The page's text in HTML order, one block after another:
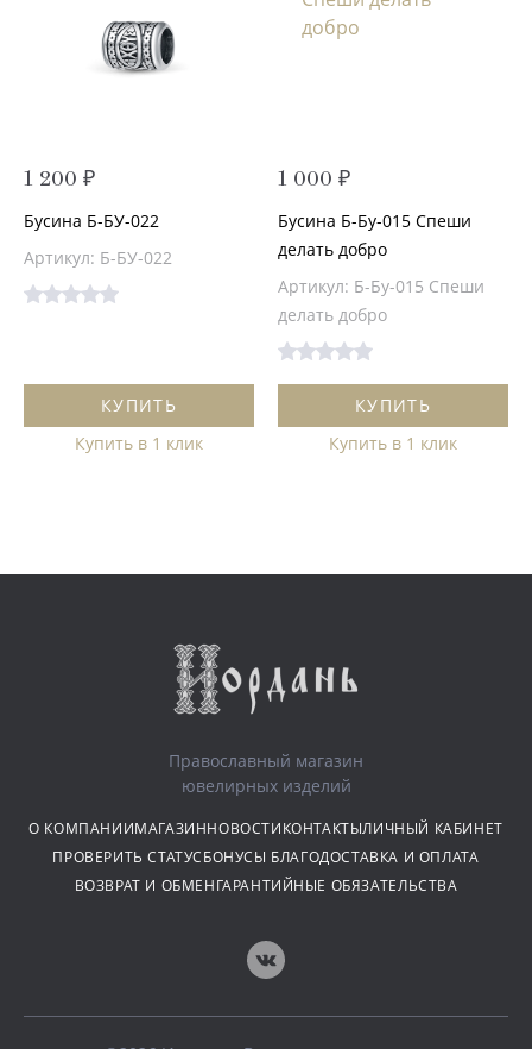
1 200 ₽
Бусина Б-БУ-022
Артикул: Б-БУ-022
КУПИТЬ
Купить в 1 клик
1 000 ₽
Бусина Б-Бу-015 Спеши
делать добро
Артикул: Б-Бу-015 Спеши
делать добро
КУПИТЬ
Купить в 1 клик
Православный магазин
ювелирных изделий
О КОМПАНИИМАГАЗИННОВОСТИКОНТАКТЫЛИЧНЫЙ КАБИНЕТ
ПРОВЕРИТЬ СТАТУСБОНУСЫ БЛАГОДОСТАВКА И ОПЛАТА
ВОЗВРАТ И ОБМЕНГАРАНТИЙНЫЕ ОБЯЗАТЕЛЬСТВА